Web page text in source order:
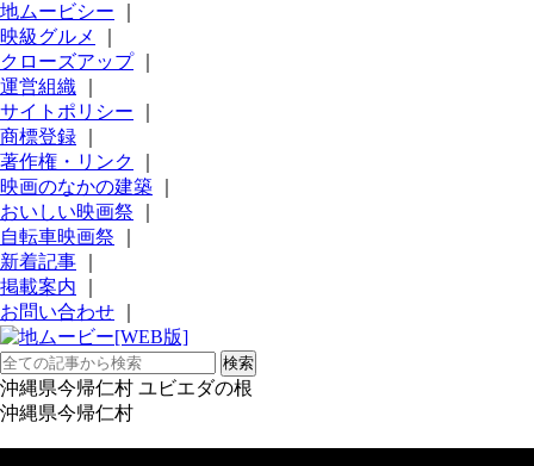
地ムービシー
映級グルメ
クローズアップ｜
運営組織
サイトポリシー
商標登録
著作権・リンク
映画のなかの建築
おいしい映画祭
自転車映画祭
新着記事
掲載案内
お問い合わせ
沖縄県今帰仁村 ユビエダの根
沖縄県今帰仁村